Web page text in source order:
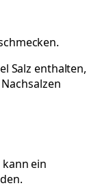
Salz enthalten,
ein